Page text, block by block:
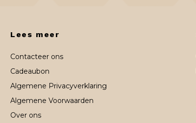
Lees meer
Contacteer ons
Cadeaubon
Algemene Privacyverklaring
Algemene Voorwaarden
Over ons